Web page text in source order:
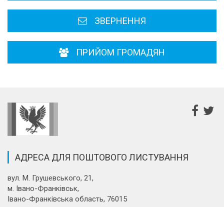
ЗВЕРНЕННЯ
ПРИЙОМ ГРОМАДЯН
АДРЕСА ДЛЯ ПОШТОВОГО ЛИСТУВАННЯ
вул. М. Грушевського, 21,
м. Івано-Франківськ,
Івано-Франківська область, 76015